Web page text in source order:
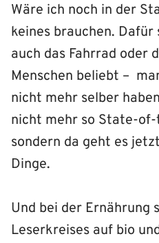
Wäre ich noch in der
keines brauchen.
auch das Fahrrad oder
Menschen beliebt –
nicht mehr selber
nicht mehr so State-
sondern da geht es
Dinge.
Und bei der Ernährung
Leserkreises auf bio